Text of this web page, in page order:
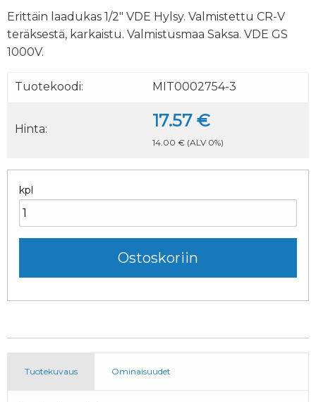
Erittäin laadukas 1/2" VDE Hylsy. Valmistettu CR-V
teräksestä, karkaistu. Valmistusmaa Saksa. VDE GS
1000V.
Tuotekoodi: MIT0002754-3
Hinta: 17.57 €
14.00 € (ALV 0%)
kpl
Tuotekuvaus Ominaisuudet